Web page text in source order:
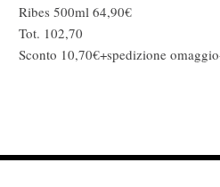
Ribes 500ml 64,90€
Tot. 102,70
Sconto 10,70€+spedizione